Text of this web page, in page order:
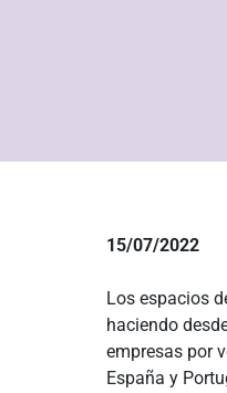
15/07/2022
Los espacios
haciendo
empresas por
España y